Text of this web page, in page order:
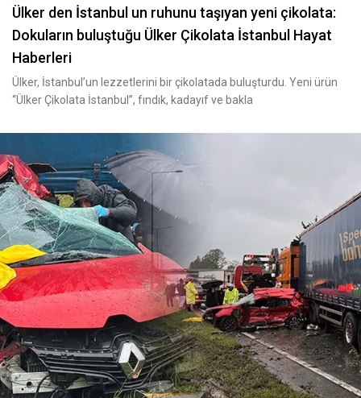
Ülker den İstanbul un ruhunu taşıyan yeni çikolata:
Dokuların buluştuğu Ülker Çikolata İstanbul Hayat
Haberleri
Ülker, İstanbul’un lezzetlerini bir çikolatada buluşturdu. Yeni ürün
“Ülker Çikolata İstanbul”, fındık, kadayıf ve bakla